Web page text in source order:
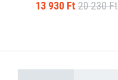
13 930 Ft 20 230 Ft